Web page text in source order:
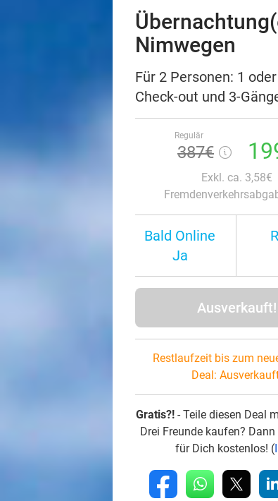
Nimwegen
Für 2 Personen: 1
Check-out und 3-
Regulär
387€
Exkl. ca. 3,58€
Bald Online
Ja
Ausverkauft!
Restlaufzeit bis zum
Deal:
Gratis?!- Teile diesen Deal
Drei Freunde kaufen?
für Dich kostenlos! (
fb whatsapp